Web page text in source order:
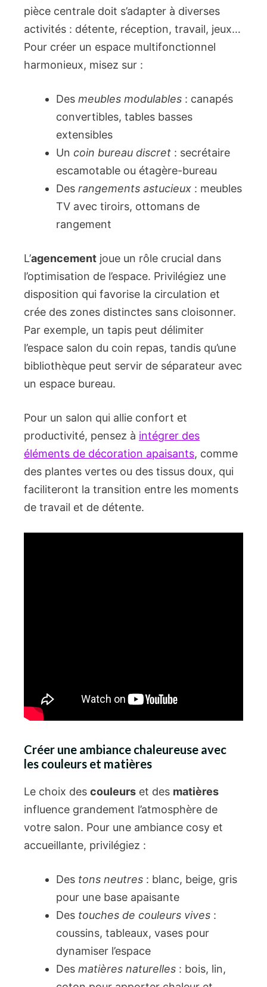
pièce centrale doit s’adapter à diverses
activités : détente, réception, travail, jeux…
Pour créer un espace multifonctionnel
harmonieux, misez sur :
Des meubles modulables : canapés
convertibles, tables basses
extensibles
Un coin bureau discret : secrétaire
escamotable ou étagère-bureau
Des rangements astucieux : meubles
TV avec tiroirs, ottomans de
rangement
L’agencement joue un rôle crucial dans
l’optimisation de l’espace. Privilégiez une
disposition qui favorise la circulation et
crée des zones distinctes sans cloisonner.
Par exemple, un tapis peut délimiter
l’espace salon du coin repas, tandis qu’une
bibliothèque peut servir de séparateur avec
un espace bureau.
Pour un salon qui allie confort et
productivité, pensez à intégrer des
éléments de décoration apaisants, comme
des plantes vertes ou des tissus doux, qui
faciliteront la transition entre les moments
de travail et de détente.
Créer une ambiance chaleureuse avec
les couleurs et matières
Le choix des couleurs et des matières
influence grandement l’atmosphère de
votre salon. Pour une ambiance cosy et
accueillante, privilégiez :
Des tons neutres : blanc, beige, gris
pour une base apaisante
Des touches de couleurs vives :
coussins, tableaux, vases pour
dynamiser l’espace
Des matières naturelles : bois, lin,